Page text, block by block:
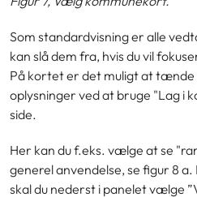
Som standardvisning er alle
kan slå dem fra, hvis du vil
På kortet er det muligt at tænde
oplysninger ved at bruge "Lag i
side.
Her kan du f.eks. vælge at se
generel anvendelse, se figur 8 a.
skal du nederst i panelet vælge